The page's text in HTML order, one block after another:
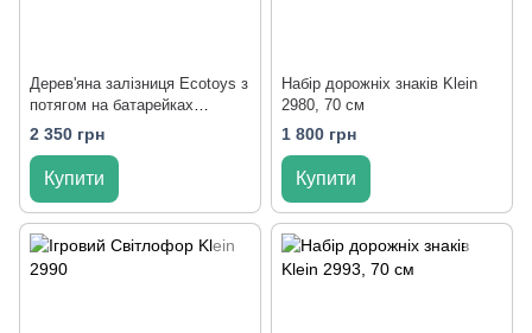
Дерев'яна залізниця Ecotoys з
потягом на батарейках
HM180995
2 350 грн
Купити
Набір дорожніх знаків Klein
2980, 70 см
1 800 грн
Купити